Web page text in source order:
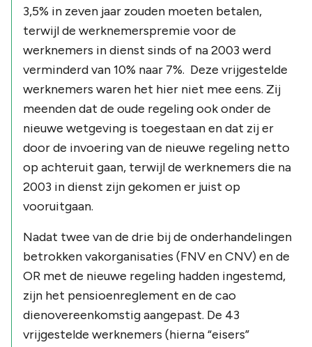
3,5% in zeven jaar zouden moeten betalen,
terwijl de werknemerspremie voor de
werknemers in dienst sinds of na 2003 werd
verminderd van 10% naar 7%. Deze vrijgestelde
werknemers waren het hier niet mee eens. Zij
meenden dat de oude regeling ook onder de
nieuwe wetgeving is toegestaan en dat zij er
door de invoering van de nieuwe regeling netto
op achteruit gaan, terwijl de werknemers die na
2003 in dienst zijn gekomen er juist op
vooruitgaan.
Nadat twee van de drie bij de onderhandelingen
betrokken vakorganisaties (FNV en CNV) en de
OR met de nieuwe regeling hadden ingestemd,
zijn het pensioenreglement en de cao
dienovereenkomstig aangepast. De 43
vrijgestelde werknemers (hierna “eisers”